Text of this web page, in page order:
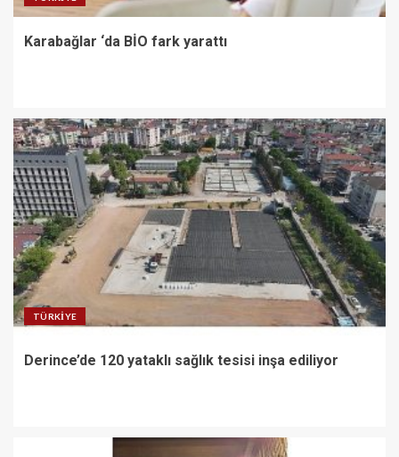
Karabağlar ‘da BİO fark yarattı
TÜRKIYE
Derince’de 120 yataklı sağlık tesisi inşa ediliyor